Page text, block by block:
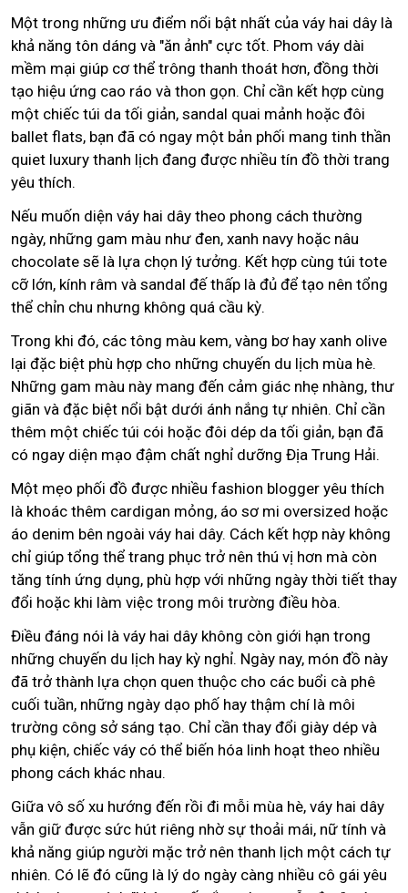
Một trong những ưu điểm nổi bật nhất của váy hai dây là
khả năng tôn dáng và "ăn ảnh" cực tốt. Phom váy dài
mềm mại giúp cơ thể trông thanh thoát hơn, đồng thời
tạo hiệu ứng cao ráo và thon gọn. Chỉ cần kết hợp cùng
một chiếc túi da tối giản, sandal quai mảnh hoặc đôi
ballet flats, bạn đã có ngay một bản phối mang tinh thần
quiet luxury thanh lịch đang được nhiều tín đồ thời trang
yêu thích.
Nếu muốn diện váy hai dây theo phong cách thường
ngày, những gam màu như đen, xanh navy hoặc nâu
chocolate sẽ là lựa chọn lý tưởng. Kết hợp cùng túi tote
cỡ lớn, kính râm và sandal đế thấp là đủ để tạo nên tổng
thể chỉn chu nhưng không quá cầu kỳ.
Trong khi đó, các tông màu kem, vàng bơ hay xanh olive
lại đặc biệt phù hợp cho những chuyến du lịch mùa hè.
Những gam màu này mang đến cảm giác nhẹ nhàng, thư
giãn và đặc biệt nổi bật dưới ánh nắng tự nhiên. Chỉ cần
thêm một chiếc túi cói hoặc đôi dép da tối giản, bạn đã
có ngay diện mạo đậm chất nghỉ dưỡng Địa Trung Hải.
Một mẹo phối đồ được nhiều fashion blogger yêu thích
là khoác thêm cardigan mỏng, áo sơ mi oversized hoặc
áo denim bên ngoài váy hai dây. Cách kết hợp này không
chỉ giúp tổng thể trang phục trở nên thú vị hơn mà còn
tăng tính ứng dụng, phù hợp với những ngày thời tiết thay
đổi hoặc khi làm việc trong môi trường điều hòa.
Điều đáng nói là váy hai dây không còn giới hạn trong
những chuyến du lịch hay kỳ nghỉ. Ngày nay, món đồ này
đã trở thành lựa chọn quen thuộc cho các buổi cà phê
cuối tuần, những ngày dạo phố hay thậm chí là môi
trường công sở sáng tạo. Chỉ cần thay đổi giày dép và
phụ kiện, chiếc váy có thể biến hóa linh hoạt theo nhiều
phong cách khác nhau.
Giữa vô số xu hướng đến rồi đi mỗi mùa hè, váy hai dây
vẫn giữ được sức hút riêng nhờ sự thoải mái, nữ tính và
khả năng giúp người mặc trở nên thanh lịch một cách tự
nhiên. Có lẽ đó cũng là lý do ngày càng nhiều cô gái yêu